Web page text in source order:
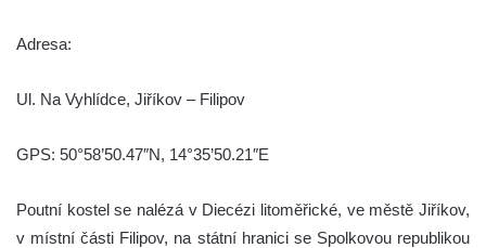
Adresa:
Ul. Na Vyhlídce, Jiříkov – Filipov
GPS: 50°58’50.47″N, 14°35’50.21″E
Poutní kostel se nalézá v Diecézi litoměřické, ve městě Jiříkov,
v místní části Filipov, na státní hranici se Spolkovou republikou